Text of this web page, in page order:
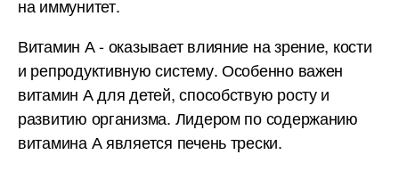
на иммунитет.
Витамин А - оказывает влияние на зрение, кости
и репродуктивную систему. Особенно важен
витамин А для детей, способствую росту и
развитию организма. Лидером по содержанию
витамина А является печень трески.